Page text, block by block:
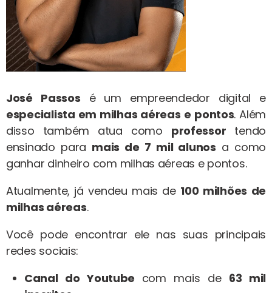
José Passos é um empreendedor digital e
especialista em milhas aéreas e pontos. Além
disso também atua como professor tendo
ensinado para mais de 7 mil alunos a como
ganhar dinheiro com milhas aéreas e pontos.
Atualmente, já vendeu mais de 100 milhões de
milhas aéreas.
Você pode encontrar ele nas suas principais
redes sociais:
Canal do Youtube com mais de 63 mil